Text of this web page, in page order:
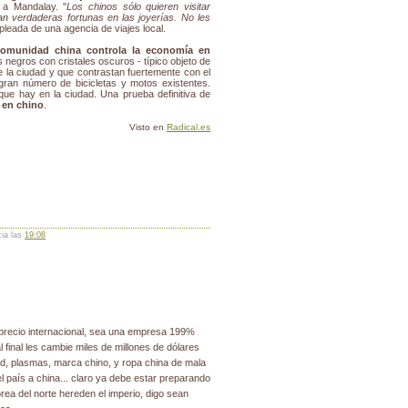
Mandalay. "Los chinos sólo quieren visitar
verdaderas fortunas en las joyerías. No les
de una agencia de viajes local.
china controla la economía en
con cristales oscuros - típico objeto de
ciudad y que contrastan fuertemente con el
número de bicicletas y motos existentes.
hay en la ciudad. Una prueba definitiva de
en chino
Visto en Radical.es
las 19:08
internacional, sea una empresa 199%
les cambie miles de millones de dólares
plasmas, marca chino, y ropa china de mala
país a china... claro ya debe estar preparando
del norte hereden el imperio, digo sean